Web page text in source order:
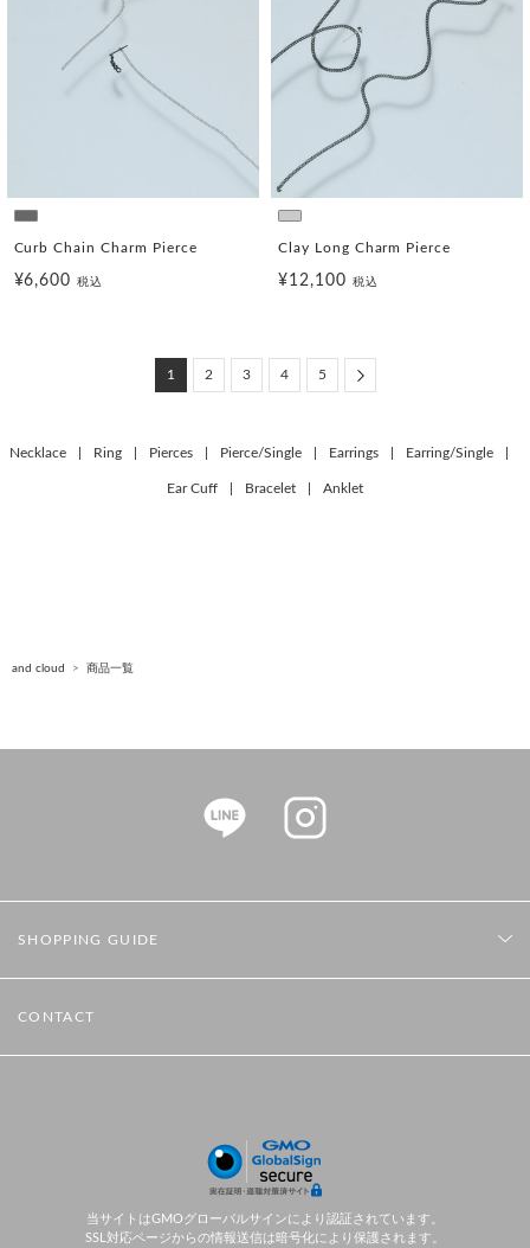
Curb Chain Charm Pierce
¥6,600税込
Clay Long Charm Pierce
¥12,100 税込
1 2 3 4 5 Next
Necklace Ring Pierces Pierce/Single Earrings Earring/Single
Ear Cuff Bracelet Anklet
and cloud 商品一覧
SHOPPING GUIDE
CONTACT
当サイトはGMOグローバルサインにより認証されています。
SSL対応ページからの情報送信は暗号化により保護されます。